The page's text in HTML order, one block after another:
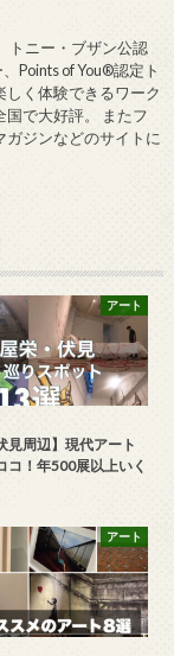
トニー・ブザン公認
Points of You®認定ト
しく体験できるワーク
で大好評。 またフ
ガジンなどのサイトに
アート
見周辺】現代アート
コ！年500展以上いく
アート